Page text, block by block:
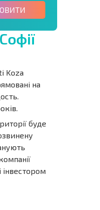
Софії
Koza
на
буде
інвестором